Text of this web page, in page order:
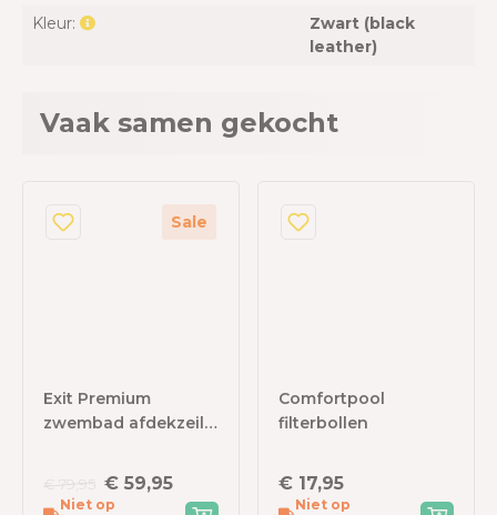
Kleur:
Zwart (black
leather)
Vaak samen gekocht
Sale
Exit Premium
zwembad afdekzeil
€ 59,95
Niet op
Comfortpool
filterbollen
€ 17,95
Niet op